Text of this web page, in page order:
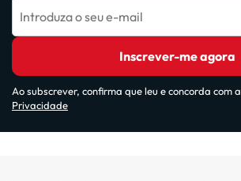
Introduza o seu e-mail
Inscrever-me agora
Ao subscrever, confirma que leu e concorda com a
Privacidade